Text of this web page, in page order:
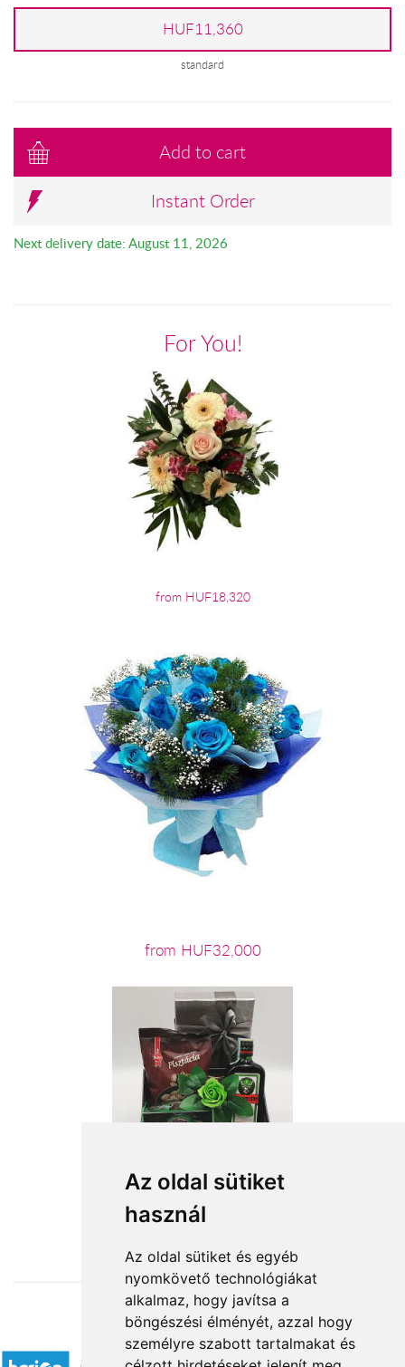
Az oldal sütiket
használ
Az oldal sütiket és egyéb
nyomkövető technológiákat
alkalmaz, hogy javítsa a
böngészési élményét, azzal hogy
személyre szabott tartalmakat és
HUF11,360
standard
Add to cart
Instant Order
Next delivery date: August 11, 2026
For You!
from HUF18,320
from HUF32,000
from HUF21,600
Accepted payment methods